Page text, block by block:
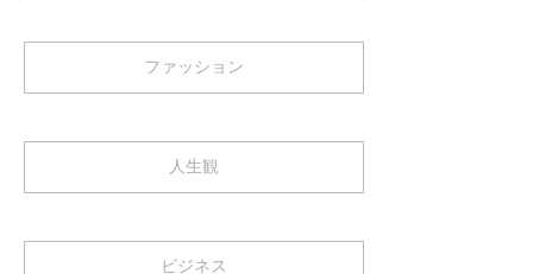
ファッション
人生観
ビジネス